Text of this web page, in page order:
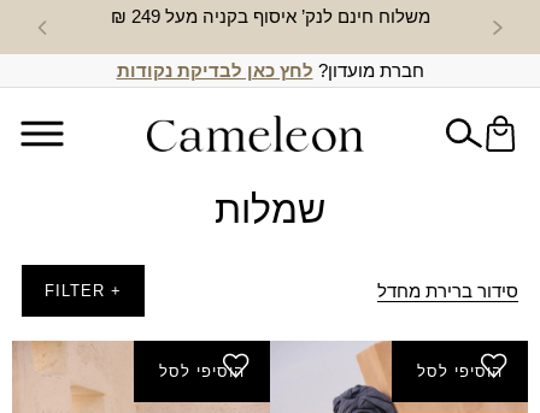
משלוח חינם לנק’ איסוף בקניה מעל 249 ₪ חדש
חברת מועדון? לחץ כאן לבדיקת נקודות
שמלות
סידור ברירת מחדל + FILTER
הוסיפי לסל הוסיפי לסל